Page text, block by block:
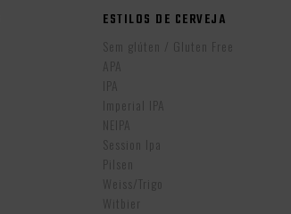
ESTILOS DE CERVEJA
Sem glúten / Gluten Free
APA
IPA
Imperial IPA
NEIPA
Session Ipa
Pilsen
Weiss/Trigo
Witbier